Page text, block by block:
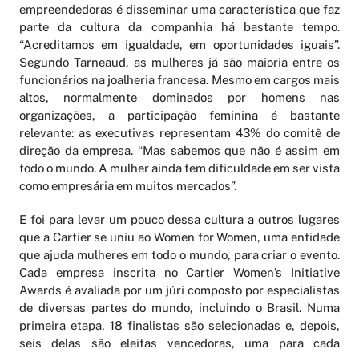
empreendedoras é disseminar uma característica que faz
parte da cultura da companhia há bastante tempo.
“Acreditamos em igualdade, em oportunidades iguais”.
Segundo Tarneaud, as mulheres já são maioria entre os
funcionários na joalheria francesa. Mesmo em cargos mais
altos, normalmente dominados por homens nas
organizações, a participação feminina é bastante
relevante: as executivas representam 43% do comitê de
direção da empresa. “Mas sabemos que não é assim em
todo o mundo. A mulher ainda tem dificuldade em ser vista
como empresária em muitos mercados”.
E foi para levar um pouco dessa cultura a outros lugares
que a Cartier se uniu ao Women for Women, uma entidade
que ajuda mulheres em todo o mundo, para criar o evento.
Cada empresa inscrita no Cartier Women’s Initiative
Awards é avaliada por um júri composto por especialistas
de diversas partes do mundo, incluindo o Brasil. Numa
primeira etapa, 18 finalistas são selecionadas e, depois,
seis delas são eleitas vencedoras, uma para cada